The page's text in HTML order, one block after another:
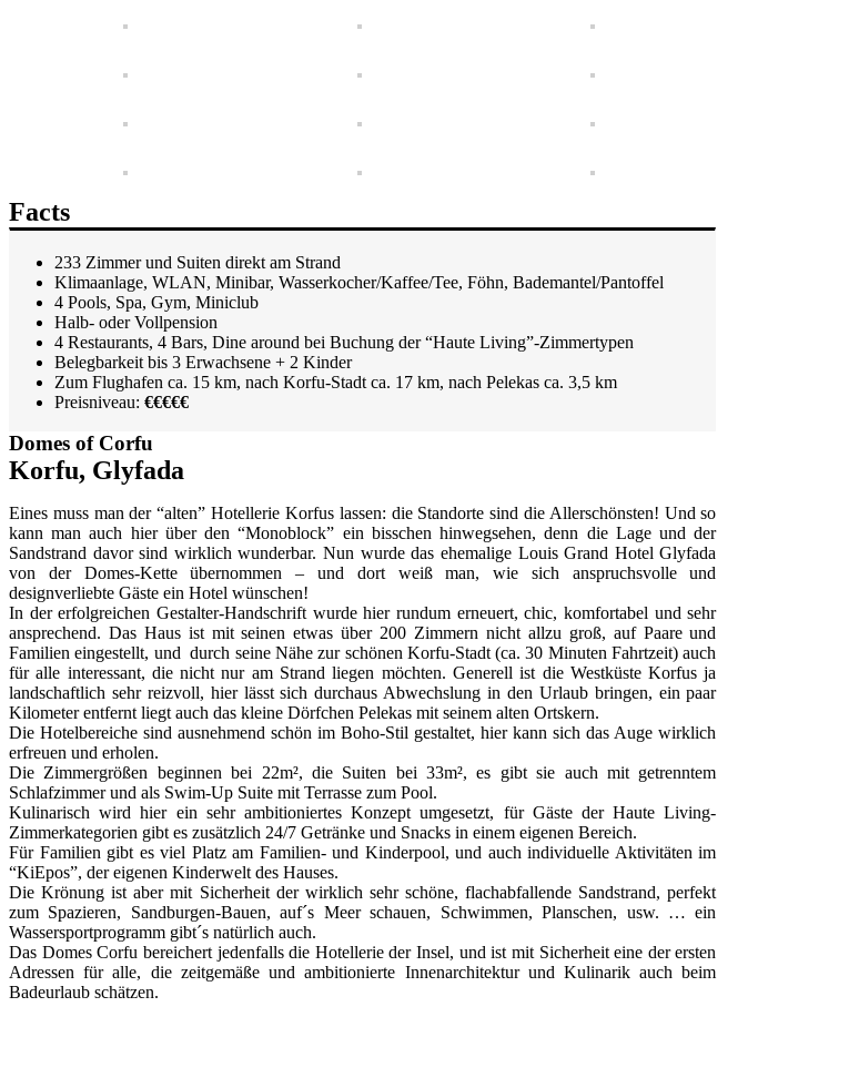
Facts
233 Zimmer und Suiten direkt am Strand
Klimaanlage, WLAN, Minibar, Wasserkocher/Kaffee/Tee, Föhn, Bademantel/Pantoffel
4 Pools, Spa, Gym, Miniclub
Halb- oder Vollpension
4 Restaurants, 4 Bars, Dine around bei Buchung der “Haute Living”-Zimmertypen
Belegbarkeit bis 3 Erwachsene + 2 Kinder
Zum Flughafen ca. 15 km, nach Korfu-Stadt ca. 17 km, nach Pelekas ca. 3,5 km
Preisniveau: €€€€€
Domes of Corfu
Korfu, Glyfada
Eines muss man der “alten” Hotellerie Korfus lassen: die Standorte sind die Allerschönsten! Und so
kann man auch hier über den “Monoblock” ein bisschen hinwegsehen, denn die Lage und der
Sandstrand davor sind wirklich wunderbar. Nun wurde das ehemalige Louis Grand Hotel Glyfada
von der Domes-Kette übernommen – und dort weiß man, wie sich anspruchsvolle und
designverliebte Gäste ein Hotel wünschen!
In der erfolgreichen Gestalter-Handschrift wurde hier rundum erneuert, chic, komfortabel und sehr
ansprechend. Das Haus ist mit seinen etwas über 200 Zimmern nicht allzu groß, auf Paare und
Familien eingestellt, und durch seine Nähe zur schönen Korfu-Stadt (ca. 30 Minuten Fahrtzeit) auch
für alle interessant, die nicht nur am Strand liegen möchten. Generell ist die Westküste Korfus ja
landschaftlich sehr reizvoll, hier lässt sich durchaus Abwechslung in den Urlaub bringen, ein paar
Kilometer entfernt liegt auch das kleine Dörfchen Pelekas mit seinem alten Ortskern.
Die Hotelbereiche sind ausnehmend schön im Boho-Stil gestaltet, hier kann sich das Auge wirklich
erfreuen und erholen.
Die Zimmergrößen beginnen bei 22m², die Suiten bei 33m², es gibt sie auch mit getrenntem
Schlafzimmer und als Swim-Up Suite mit Terrasse zum Pool.
Kulinarisch wird hier ein sehr ambitioniertes Konzept umgesetzt, für Gäste der Haute Living-
Zimmerkategorien gibt es zusätzlich 24/7 Getränke und Snacks in einem eigenen Bereich.
Für Familien gibt es viel Platz am Familien- und Kinderpool, und auch individuelle Aktivitäten im
“KiEpos”, der eigenen Kinderwelt des Hauses.
Die Krönung ist aber mit Sicherheit der wirklich sehr schöne, flachabfallende Sandstrand, perfekt
zum Spazieren, Sandburgen-Bauen, auf´s Meer schauen, Schwimmen, Planschen, usw. … ein
Wassersportprogramm gibt´s natürlich auch.
Das Domes Corfu bereichert jedenfalls die Hotellerie der Insel, und ist mit Sicherheit eine der ersten
Adressen für alle, die zeitgemäße und ambitionierte Innenarchitektur und Kulinarik auch beim
Badeurlaub schätzen.